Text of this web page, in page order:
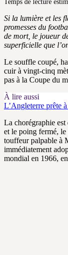
Temps de lecture
Si la lumière et les
promesses du
de mort, le joueur
superficielle que
Le souffle coupé,
cuir à vingt-cinq
pas à la Coupe du
À lire aussi
L’Angleterre prête
La chorégraphie est
et le poing fermé,
touffeur palpable à
immédiatement
mondial en 1966,